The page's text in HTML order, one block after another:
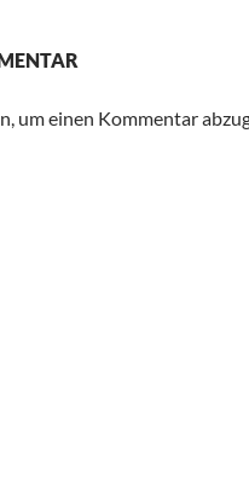
um einen Kommentar